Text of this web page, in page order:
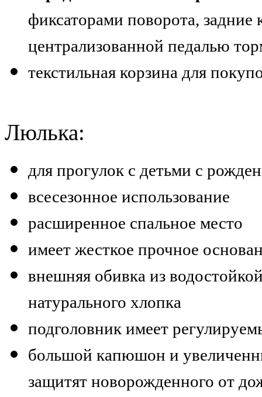
фиксаторами поворота, задние
централизованной педалью
текстильная корзина для
Люлька:
для прогулок с детьми с
всесезонное использование
расширенное спальное место
имеет жесткое прочное
внешняя обивка из
натурального хлопка
подголовник имеет
большой капюшон и
защитят новорожденного от